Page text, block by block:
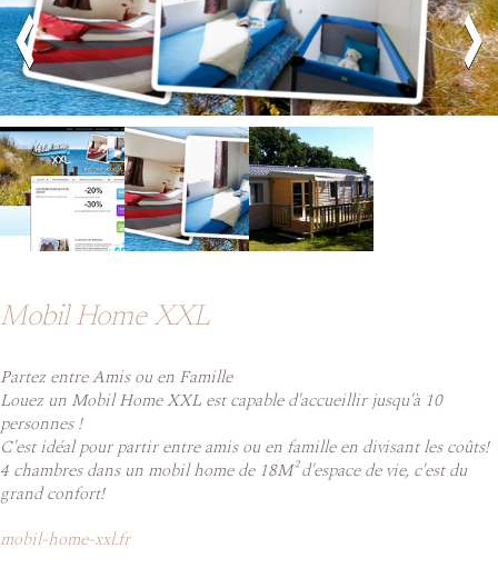
Mobil Home XXL
Partez entre Amis ou en Famille
Louez un Mobil Home XXL est capable d'accueillir jusqu'à 10
personnes !
C'est idéal pour partir entre amis ou en famille en divisant les coûts!
4 chambres dans un mobil home de 18M² d'espace de vie, c'est du
grand confort!
mobil-home-xxl.fr